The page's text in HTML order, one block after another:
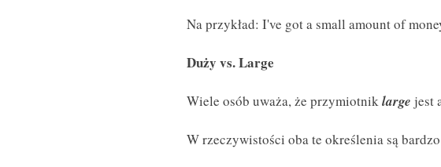
Na przykład: I've got a small amount of
Duży vs. Large
Wiele osób uważa, że przymiotniklarge jest
W rzeczywistości oba te określenia są